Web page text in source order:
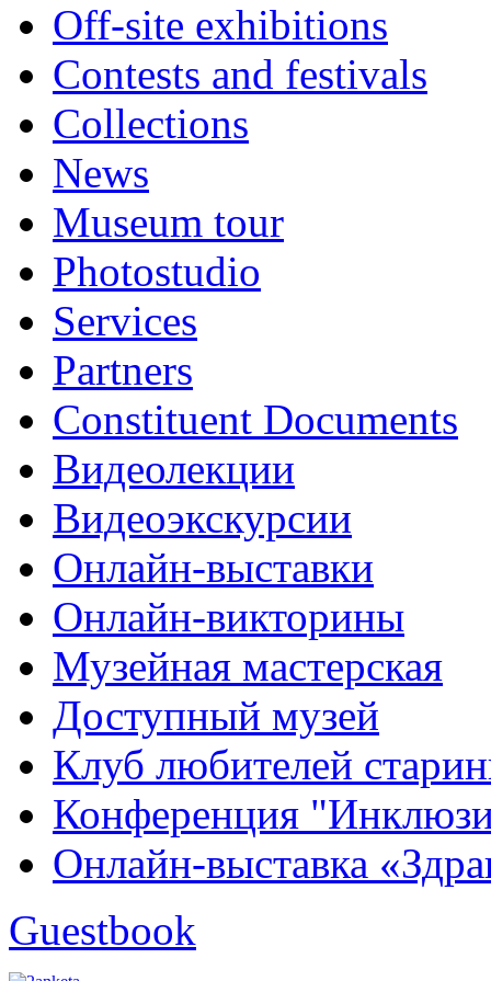
Off-site exhibitions
Contests and festivals
Collections
News
Museum tour
Photostudio
Services
Partners
Constituent Documents
Видеолекции
Видеоэкскурсии
Онлайн-выставки
Онлайн-викторины
Музейная мастерская
Доступный музей
Клуб любителей
Конференция
Онлайн-выставка
Guestbook